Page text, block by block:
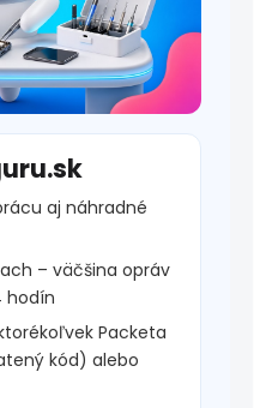
aj náhradné
– väčšina opráv
hodín
Packeta
kód) alebo